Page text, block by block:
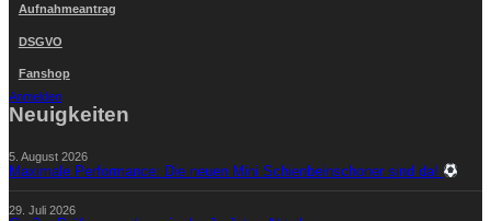
Aufnahmeantrag
DSGVO
Fanshop
Anmelden
Neuigkeiten
5. August 2026
Maximale Performance: Die neuen Mini Schienbeinschoner sind da!
29. Juli 2026